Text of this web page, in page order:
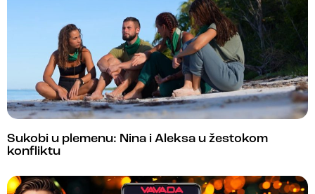
Sukobi u plemenu: Nina i Aleksa u žestokom
konfliktu